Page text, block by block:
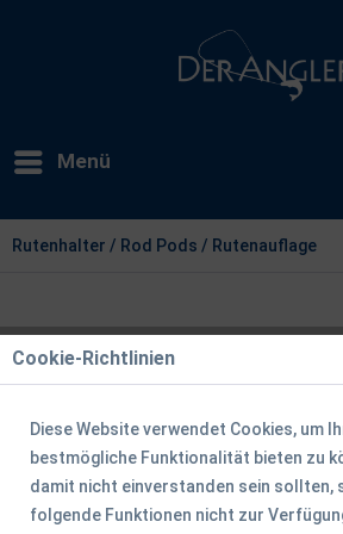
Menü
Rutenhalter / Rod Pods / Rutenauflage
Cookie-Richtlinien
Diese Website verwendet Cookies, um
bestmögliche Funktionalität bieten zu
damit nicht einverstanden sein sollten,
folgende Funktionen nicht zur